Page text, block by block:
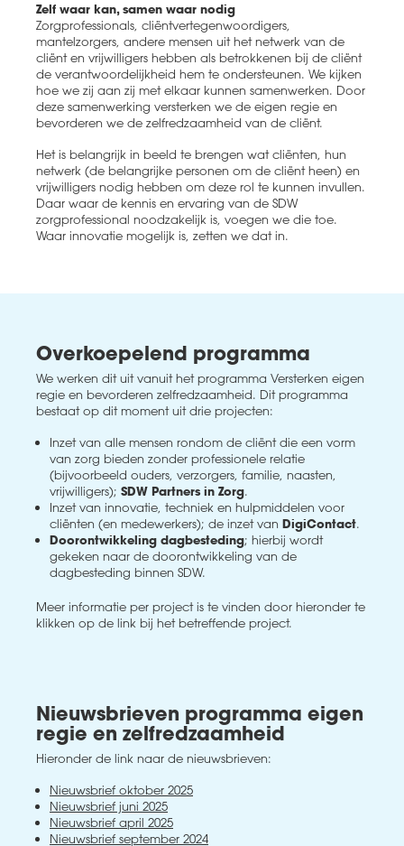
Zelf waar kan, samen waar nodig
Zorgprofessionals, cliëntvertegenwoordigers,
mantelzorgers, andere mensen uit het netwerk van de
cliënt en vrijwilligers hebben als betrokkenen bij de cliënt
de verantwoordelijkheid hem te ondersteunen. We kijken
hoe we zij aan zij met elkaar kunnen samenwerken. Door
deze samenwerking versterken we de eigen regie en
bevorderen we de zelfredzaamheid van de cliënt.
Het is belangrijk in beeld te brengen wat cliënten, hun
netwerk (de belangrijke personen om de cliënt heen) en
vrijwilligers nodig hebben om deze rol te kunnen invullen.
Daar waar de kennis en ervaring van de SDW
zorgprofessional noodzakelijk is, voegen we die toe.
Waar innovatie mogelijk is, zetten we dat in.
Overkoepelend programma
We werken dit uit vanuit het programma Versterken eigen
regie en bevorderen zelfredzaamheid. Dit programma
bestaat op dit moment uit drie projecten:
Inzet van alle mensen rondom de cliënt die een vorm
van zorg bieden zonder professionele relatie
(bijvoorbeeld ouders, verzorgers, familie, naasten,
vrijwilligers); SDW Partners in Zorg.
Inzet van innovatie, techniek en hulpmiddelen voor
cliënten (en medewerkers); de inzet van DigiContact.
Doorontwikkeling dagbesteding; hierbij wordt
gekeken naar de doorontwikkeling van de
dagbesteding binnen SDW.
Meer informatie per project is te vinden door hieronder te
klikken op de link bij het betreffende project.
Nieuwsbrieven programma eigen
regie en zelfredzaamheid
Hieronder de link naar de nieuwsbrieven:
Nieuwsbrief oktober 2025
Nieuwsbrief juni 2025
Nieuwsbrief april 2025
Nieuwsbrief september 2024